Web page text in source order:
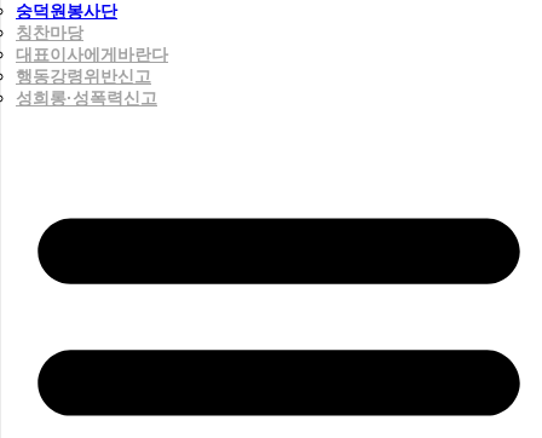
숭덕원봉사단
칭찬마당
대표이사에게바란다
행동강령위반신고
성희롱·성폭력신고